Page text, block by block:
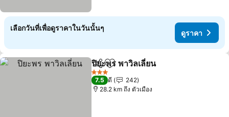
เลือกวันที่เพื่อดูราคาในวันนั้นๆ
ดูราคา
แชร์ เพิ่มในรายการโปรด
ปิยะพร พาวิลเลี่ยน
3 ดาว
7.5 ดี
242
28.2 km ถึง ตัวเมือง